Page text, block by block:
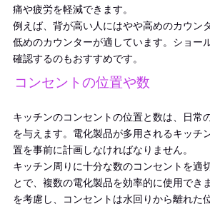
痛や疲労を軽減できます。
例えば、背が高い人にはやや高めのカウン
低めのカウンターが適しています。ショー
確認するのもおすすめです。
コンセントの位置や数
キッチンのコンセントの位置と数は、日常
を与えます。電化製品が多用されるキッチ
置を事前に計画しなければなりません。
キッチン周りに十分な数のコンセントを適
とで、複数の電化製品を効率的に使用でき
を考慮し、コンセントは水回りから離れた